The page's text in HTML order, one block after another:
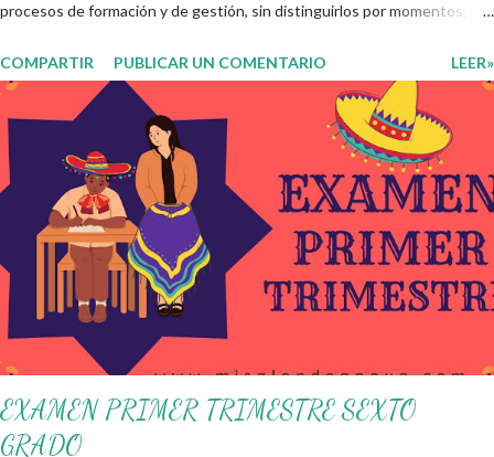
procesos de formación y de gestión, sin distinguirlos por momentos, y
genérico y no está diferenciado por niveles educativos. Desde la
flexibilidad en la que se concibe el CTE y en correspondencia con la
Nueva Escuela Mexicana, se propone que el colectivo docente tome
decisiones sobre su organización, la gestión del tiempo acorde a las
necesidades de la escuela y las acciones que decidan emprender para
apropiarse y resignificar el Plan de Estudio dentro y fuera de este
espacio. En esta Primera Sesión Ordinaria se les invita a que
reflexionen y acuerden posibles acciones a realizar colaborativamente
en la escuela y con la comunidad, a fin de atender las problemáticas
identificadas. Compañeros docentes en est...
COMPARTIR PUBLICAR UN COMENTARIO LEER»
EXAMEN PRIMER TRIMESTRE SEXTO
GRADO